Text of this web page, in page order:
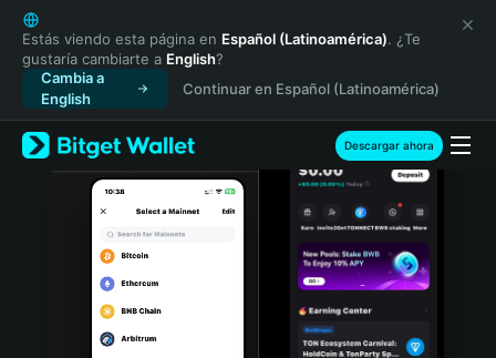
English
日本語
Tiếng Việt
Русский
Español (Latinoamérica)
Türkçe
Italiano
Português (Portugal)
Bahasa Indonesia
Estás viendo esta página en Español (Latinoamérica). ¿Te
gustaría cambiarte a English?
Cambia a
English
Continuar en Español (Latinoamérica)
Descargar ahora